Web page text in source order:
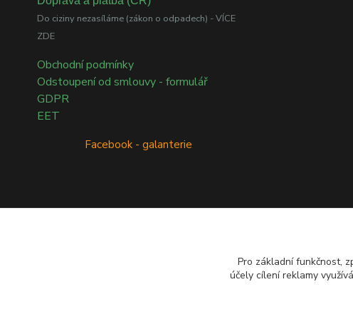
Do ciziny nezasíláme (zákon o odpadech) - VÍCE
ZDE
Obchodní podmínky
Odstoupení od smlouvy - formulář
GDPR
EET
Facebook - galanterie
Pro základní funkčnost,
účely cílení reklamy